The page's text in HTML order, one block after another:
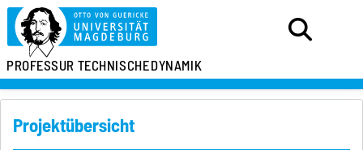
PROFESSURTECHNISCHEDYNAMIK
Projektübersicht